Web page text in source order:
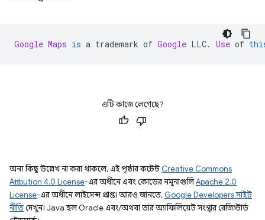
Google Maps is a trademark of Google LLC. Use of
এটি কাজে লেগেছে?
অন্য কিছু উল্লেখ না করা থাকলে, এই পৃষ্ঠার কন্টেন্ট Creative Commons
Attribution 4.0 License-এর অধীনে এবং কোডের নমুনাগুলিApache 2.0
License-এর অধীনে লাইসেন্স প্রাপ্ত। আরও জানতে, Google Developers সাইট
নীতিদেখুন। Java হল Oracle এবং/অথবা তার অ্যাফিলিয়েট সংস্থার রেজিস্টার্ড